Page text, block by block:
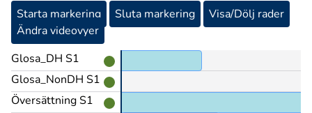
Starta markering Sluta markering
Visa/Dölj rader
Ändra videovyer
Glosa_DH S1
Glosa_NonDH S1
Översättning S1